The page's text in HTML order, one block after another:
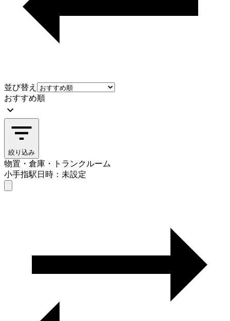
並び替え
おすすめ順
絞り込み
物置・倉庫・トランクルーム
小手指駅日時：未設定